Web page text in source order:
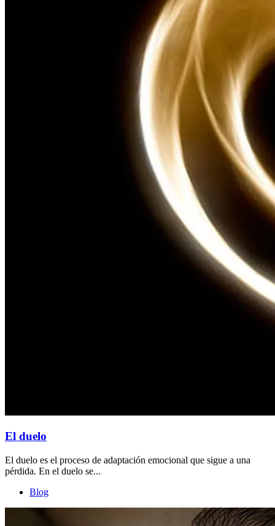
El duelo
El duelo es el proceso de adaptación emocional que sigue a una
pérdida. En el duelo se...
Blog